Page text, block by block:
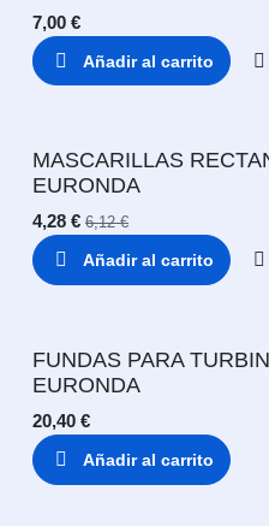
7,00 €
Añadir al carrito
MASCARILLAS
EURONDA
4,28 € 6,12€
Añadir al carrito
FUNDAS PARA
EURONDA
20,40 €
Añadir al carrito